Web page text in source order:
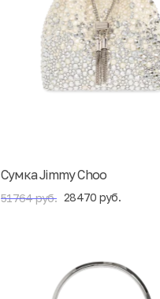
Сумка Jimmy Choo
51764 руб. 28470 руб.